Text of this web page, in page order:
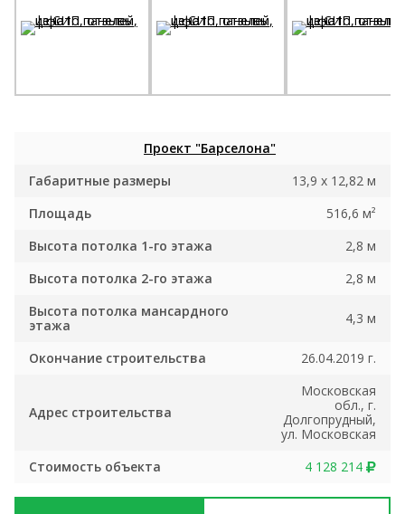
Проект "Барселона"
Габаритные размеры
13,9 х 12,82 м
Площадь
516,6 м²
Высота потолка 1-го этажа
2,8 м
Высота потолка 2-го этажа
2,8 м
Высота потолка мансардного
этажа
4,3 м
Окончание строительства 26.04.2019 г.
Адрес строительства
Московская
обл., г.
Долгопрудный,
ул. Московская
Стоимость объекта
4 128 214